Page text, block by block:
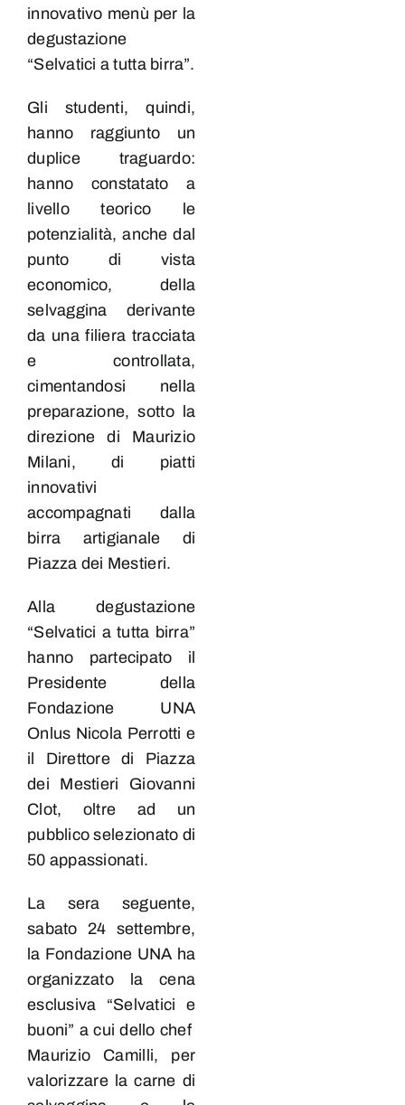
innovativo menù per la
degustazione
“Selvatici a tutta birra”.
Gli studenti, quindi,
hanno raggiunto un
duplice traguardo:
hanno constatato a
livello teorico le
potenzialità, anche dal
punto di vista
economico, della
selvaggina derivante
da una filiera tracciata
e controllata,
cimentandosi nella
preparazione, sotto la
direzione di Maurizio
Milani, di piatti
innovativi
accompagnati dalla
birra artigianale di
Piazza dei Mestieri.
Alla degustazione
“Selvatici a tutta birra”
hanno partecipato il
Presidente della
Fondazione UNA
Onlus Nicola Perrotti e
il Direttore di Piazza
dei Mestieri Giovanni
Clot, oltre ad un
pubblico selezionato di
50 appassionati.
La sera seguente,
sabato 24 settembre,
la Fondazione UNA ha
organizzato la cena
esclusiva “Selvatici e
buoni” a cui dello chef
Maurizio Camilli, per
valorizzare la carne di